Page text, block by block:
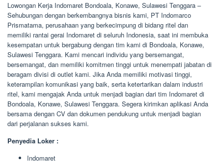
Lowongan Kerja Indomaret Bondoala, Konawe, Sulawesi Tenggara –
Sehubungan dengan berkembangnya bisnis kami, PT Indomarco
Prismatama, perusahaan yang berkecimpung di bidang ritel dan
memiliki rantai gerai Indomaret di seluruh Indonesia, saat ini membuka
kesempatan untuk bergabung dengan tim kami di Bondoala, Konawe,
Sulawesi Tenggara. Kami mencari individu yang bersemangat,
bersemangat, dan memiliki komitmen tinggi untuk menempati jabatan di
beragam divisi di outlet kami. Jika Anda memiliki motivasi tinggi,
keterampilan komunikasi yang baik, serta ketertarikan dalam industri
ritel, kami mengajak Anda untuk menjadi bagian dari tim Indomaret di
Bondoala, Konawe, Sulawesi Tenggara. Segera kirimkan aplikasi Anda
bersama dengan CV dan dokumen pendukung untuk menjadi bagian
dari perjalanan sukses kami.
Penyedia Loker :
Indomaret